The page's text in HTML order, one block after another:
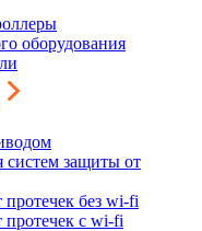
оборудования
защиты от
без wi-fi
с wi-fi